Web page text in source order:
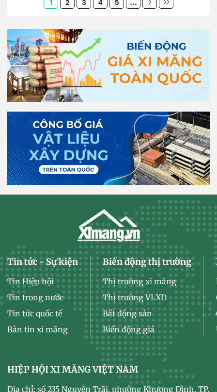
1 2 3 4 5 ...
Tin tức - Sự kiện
Tin Hiệp hội
Tin trong nước
Tin tức quốc tế
Bản tin xi măng
Biến động thị trường
Thị trường xi măng
Thị trường VLXD
Bất động sản
Biến động giá
HIỆP HỘI XI MĂNG VIỆT NAM
Địa chỉ: số 235 Nguyễn Trãi, phường Khương Đình, TP.